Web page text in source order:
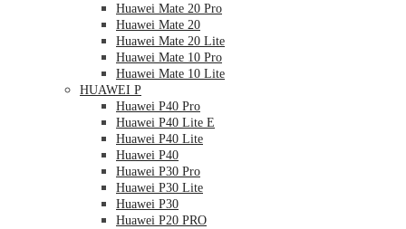
Huawei Mate 20 Pro
Huawei Mate 20
Huawei Mate 20 Lite
Huawei Mate 10 Pro
Huawei Mate 10 Lite
HUAWEI P
Huawei P40 Pro
Huawei P40 Lite E
Huawei P40 Lite
Huawei P40
Huawei P30 Pro
Huawei P30 Lite
Huawei P30
Huawei P20 PRO